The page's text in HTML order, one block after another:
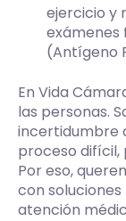
ejercicio y
exámenes
(Antígeno
En Vida
las personas.
incertidumbre
proceso difícil,
Por eso,
con
atención